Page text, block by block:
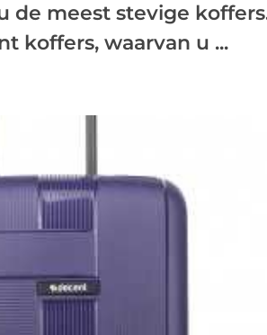
de meest stevige
koffers, waarvan u ...